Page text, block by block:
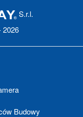
S.r.l.
2026
Budowy